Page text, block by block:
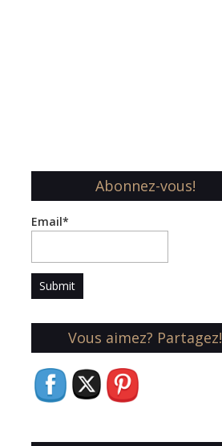
Abonnez-vous!
Email*
Vous aimez? Partagez!